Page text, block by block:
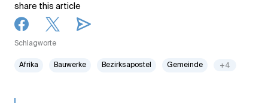
share this article
Schlagworte
Afrika Bauwerke Bezirksapostel Gemeinde +4